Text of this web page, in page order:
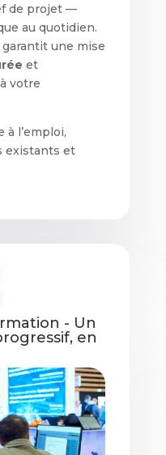
de projet —
au quotidien.
une mise
et
à votre
l’emploi,
existants et
- Un
en